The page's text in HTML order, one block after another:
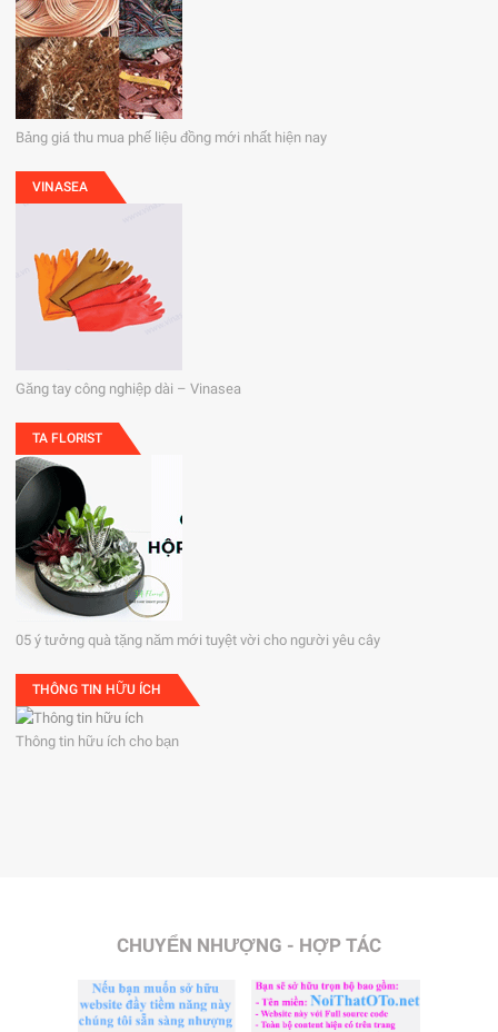
Bảng giá thu mua phế liệu đồng mới nhất hiện nay
VINASEA
Găng tay công nghiệp dài – Vinasea
TA FLORIST
05 ý tưởng quà tặng năm mới tuyệt vời cho người yêu cây
THÔNG TIN HỮU ÍCH
Thông tin hữu ích cho bạn
CHUYỂN NHƯỢNG - HỢP TÁC